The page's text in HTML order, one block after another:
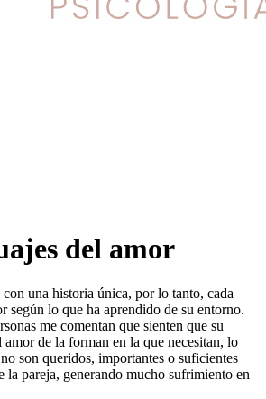
del amor
con una historia única, por lo tanto, cada
según lo que ha aprendido de su entorno.
me comentan que sienten que su
amor de la forman en la que necesitan, lo
son queridos, importantes o suficientes
la pareja, generando mucho sufrimiento en